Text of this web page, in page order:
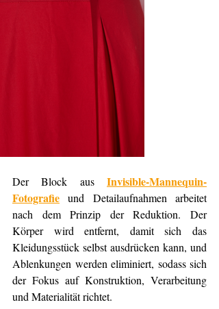
Der Block aus Invisible-Mannequin-
Fotografie und Detailaufnahmen arbeitet
nach dem Prinzip der Reduktion. Der
Körper wird entfernt, damit sich das
Kleidungsstück selbst ausdrücken kann, und
Ablenkungen werden eliminiert, sodass sich
der Fokus auf Konstruktion, Verarbeitung
und Materialität richtet.